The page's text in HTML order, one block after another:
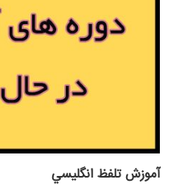
آموزش تلفظ انگليسي